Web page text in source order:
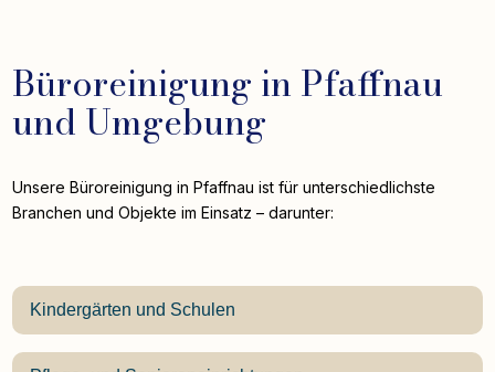
Büroreinigung in Pfaffnau
und Umgebung
Unsere Büroreinigung in Pfaffnau ist für unterschiedlichste
Branchen und Objekte im Einsatz – darunter:
Kindergärten und Schulen